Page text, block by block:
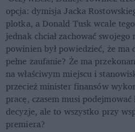
opcja: dymisja Jacka
plotka, a Donald Tusk wcale
jednak chciał zachować
powinien był powiedzieć, że ma
pełne zaufanie? Że ma
na właściwym miejscu i
przecież minister finansów
pracę, czasem musi
decyzje, ale to wszystko przy
premiera?